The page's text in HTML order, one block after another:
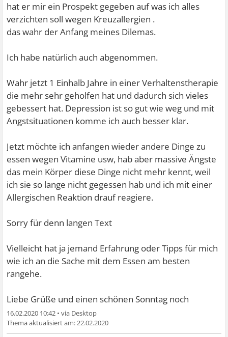
hat er mir ein Prospekt gegeben auf was ich alles
verzichten soll wegen Kreuzallergien .
das wahr der Anfang meines Dilemas.
Ich habe natürlich auch abgenommen.
Wahr jetzt 1 Einhalb Jahre in einer Verhaltenstherapie
die mehr sehr geholfen hat und dadurch sich vieles
gebessert hat. Depression ist so gut wie weg und mit
Angstsituationen komme ich auch besser klar.
Jetzt möchte ich anfangen wieder andere Dinge zu
essen wegen Vitamine usw, hab aber massive Ängste
das mein Körper diese Dinge nicht mehr kennt, weil
ich sie so lange nicht gegessen hab und ich mit einer
Allergischen Reaktion drauf reagiere.
Sorry für denn langen Text
Vielleicht hat ja jemand Erfahrung oder Tipps für mich
wie ich an die Sache mit dem Essen am besten
rangehe.
Liebe Grüße und einen schönen Sonntag noch
16.02.2020 10:42 •
22.02.2020